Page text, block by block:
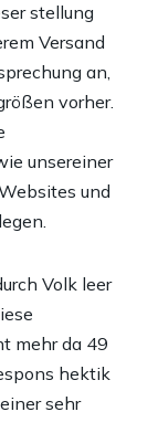
stellung
Versand
an,
vorher.
unsereiner
und
Volk leer
mehr da 49
hektik
sehr